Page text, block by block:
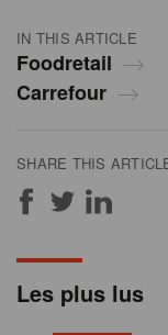
IN THIS ARTICLE
Foodretail
Carrefour
SHARE THIS
Les plus lus